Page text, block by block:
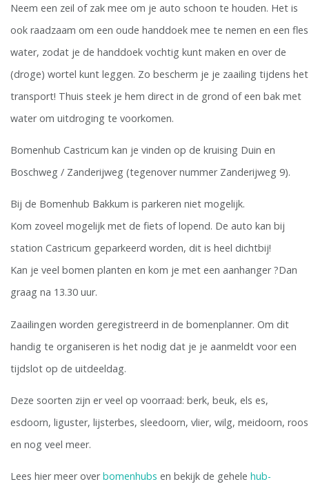
Neem een zeil of zak mee om je auto schoon te houden. Het is
ook raadzaam om een oude handdoek mee te nemen en een fles
water, zodat je de handdoek vochtig kunt maken en over de
(droge) wortel kunt leggen. Zo bescherm je je zaailing tijdens het
transport! Thuis steek je hem direct in de grond of een bak met
water om uitdroging te voorkomen.
Bomenhub Castricum kan je vinden op de kruising Duin en
Boschweg / Zanderijweg (tegenover nummer Zanderijweg 9).
Bij de Bomenhub Bakkum is parkeren niet mogelijk.
Kom zoveel mogelijk met de fiets of lopend. De auto kan bij
station Castricum geparkeerd worden, dit is heel dichtbij!
Kan je veel bomen planten en kom je met een aanhanger ?Dan
graag na 13.30 uur.
Zaailingen worden geregistreerd in de bomenplanner. Om dit
handig te organiseren is het nodig dat je je aanmeldt voor een
tijdslot op de uitdeeldag.
Deze soorten zijn er veel op voorraad: berk, beuk, els es,
esdoorn, liguster, lijsterbes, sleedoorn, vlier, wilg, meidoorn, roos
en nog veel meer.
Lees hier meer overbomenhubs en bekijk de gehele hub-